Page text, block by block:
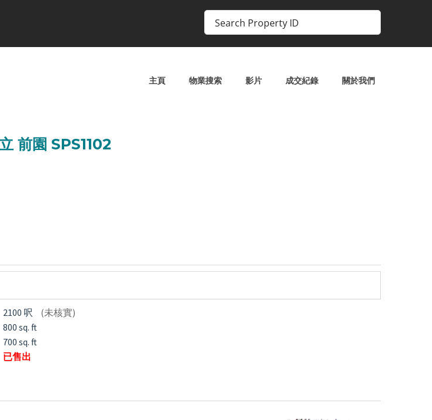
主頁 物業搜索 影片 成交紀錄 關於我們
前園 SPS1102
2100 呎
(未核實)
800 sq. ft
700 sq. ft
已售出